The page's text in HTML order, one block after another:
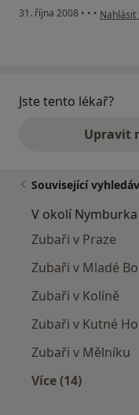
31. října 2008 • • • podle
Nahlásit
Jste tento lékař?
Upravit
Související
V okolí Nymburka
Zubaři v Praze
Zubaři v Mladé
Zubaři v Kolíně
Zubaři v Kutné
Zubaři v Mělníku
Více (14)